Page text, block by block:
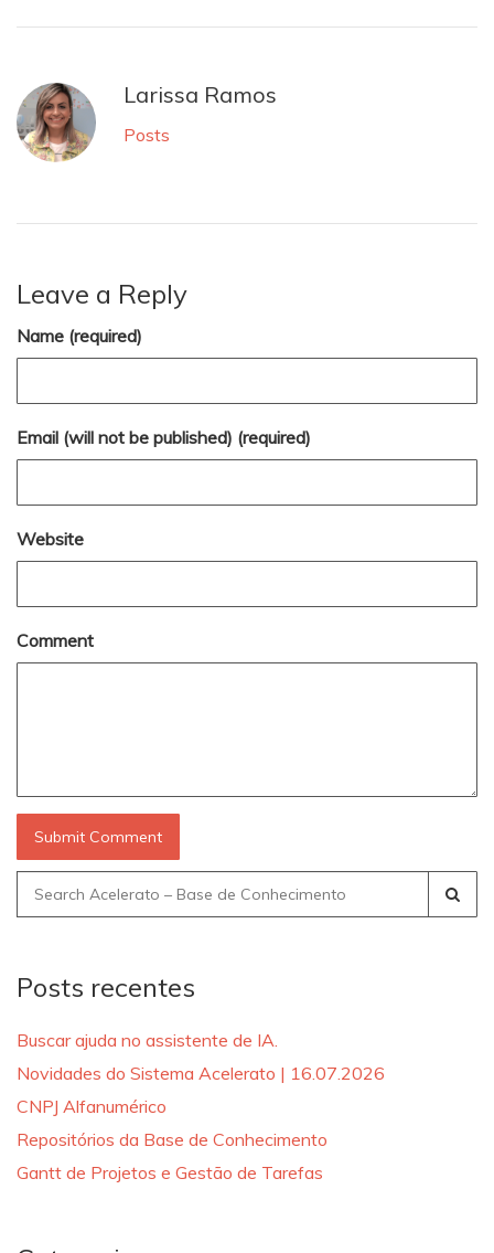
Larissa Ramos
Posts
Leave a Reply
Name (required)
Email (will not be published) (required)
Website
Comment
Search
for:
Posts recentes
Buscar ajuda no assistente de IA.
Novidades do Sistema Acelerato | 16.07.2026
CNPJ Alfanumérico
Repositórios da Base de Conhecimento
Gantt de Projetos e Gestão de Tarefas